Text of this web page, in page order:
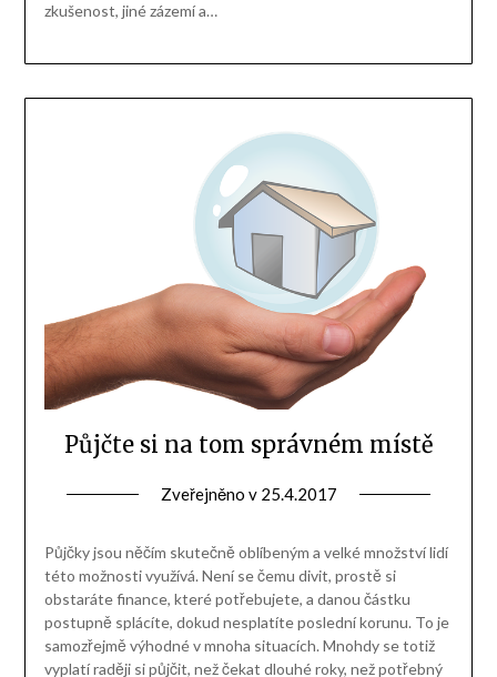
zkušenost, jiné zázemí a…
Půjčte si na tom správném místě
Zveřejněno v 25.4.2017
Půjčky jsou něčím skutečně oblíbeným a velké množství lidí
této možnosti využívá. Není se čemu divit, prostě si
obstaráte finance, které potřebujete, a danou částku
postupně splácíte, dokud nesplatíte poslední korunu. To je
samozřejmě výhodné v mnoha situacích. Mnohdy se totiž
vyplatí raději si půjčit, než čekat dlouhé roky, než potřebný